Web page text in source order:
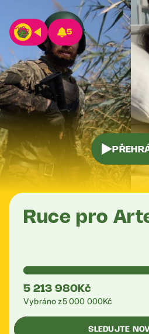
5
Ruce pro
5 213 980 Kč
Vybráno z5 000 000Kč
SLEDUJTE